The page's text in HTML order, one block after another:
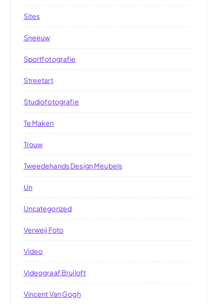
Sites
Sneeuw
Sportfotografie
Streetart
Studiofotografie
Te Maken
Trouw
Tweedehands Design Meubels
Un
Uncategorized
Verweij Foto
Video
Videograaf Bruiloft
Vincent Van Gogh